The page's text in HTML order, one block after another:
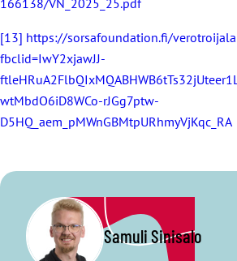
166138/VN_2025_25.pdf
[13] https://sorsafoundation.fi/
fbclid=IwY2xjawJJ-
wtMbdO6iD8WCo-rJGg7ptw-
D5HQ_aem_pMWnGBMtpURhmyVjKqc_RA
Samuli Sinisalo